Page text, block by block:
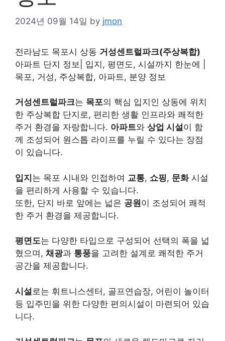
2024년 09월 14일 by jmon
전라남도 목포시 상동 거성센트럴파크(주상복합)
아파트 단지 정보| 입지, 평면도, 시설까지 한눈에 |
목포, 거성, 주상복합, 아파트, 분양 정보
거성센트럴파크는 목포의 핵심 입지인 상동에 위치
한 주상복합 단지로, 편리한 생활 인프라와 쾌적한
주거 환경을 자랑합니다. 아파트와 상업 시설이 함
께 조성되어 원스톱 라이프를 누릴 수 있다는 장점
이 있습니다.
입지는 목포 시내와 인접하여 교통, 쇼핑, 문화시설
을 편리하게 사용할 수 있습니다.
또한, 단지 바로 앞에는 넓은 공원이 조성되어 쾌적
한 주거 환경을 제공합니다.
평면도는 다양한 타입으로 구성되어 선택의 폭을 넓
혔으며, 채광과 통풍을 고려한 설계로 쾌적한 주거
공간을 제공합니다.
시설 로는 휘트니스센터, 골프연습장, 어린이 놀이터
등 입주민을 위한 다양한 편의시설이 마련되어 있습
니다.